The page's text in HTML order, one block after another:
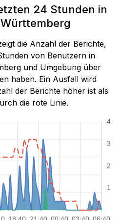
24 Stunden in
die Anzahl der Berichte,
von Benutzern in
und Umgebung über
haben. Ein Ausfall wird
der Berichte höher ist als
die rote Linie.